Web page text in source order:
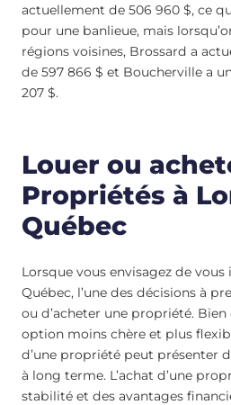
actuellement de 506 960 $, ce
pour une banlieue, mais
régions voisines, Brossard a
de 597 866 $ et Boucherville a
207 $.
Louer ou
Propriétés à
Québec
Lorsque vous envisagez de
Québec, l’une des décisions à
ou d’acheter une propriété.
option moins chère et plus
d’une propriété peut présenter
à long terme. L’achat d’une
stabilité et des avantages